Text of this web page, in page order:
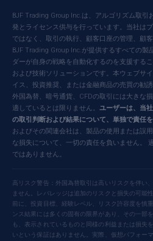
BJF Trading Group Inc.は、アルゴリズム取引
発とライセンス供与を行っています。当社は
ではなく、取引の執行、顧客口座の管理、顧
BJF Trading Group Inc.が提供するすべての製
ダーが自身の戦略を自動化するのを支援する
および技術ソリューションです。本ウェブサ
イス、投資推奨、または金融商品の売買の勧
外国為替、暗号通貨、CFDの取引には大きな
適しているとは限りません。 ユーザーは、当
の取引判断および結果について、単独で責任を
およびその関連会社は、製品の使用または誤
な損失について、一切の責任を負いません。
ではありません。
高リスク警告：外国為替取引は高いリスクを伴い
ません。レバレッジは追加のリスクと損失の可能
前に、投資目標、経験レベル、リスク許容度を慎
ンス結果には多くの固有の限界があり、その一部
も、表示されているものと同様の利益または損失
いという保証はありません。実際、仮想パフォー